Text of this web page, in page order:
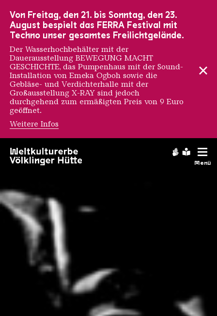
Menü
Chronologie
Von Freitag, den 21. bis Sonntag, den 23.
August bespielt das FERRA Festival mit
Techno unser gesamtes Freilichtgelände.
Der Wasserhochbehälter mit der
Dauerausstellung BEWEGUNG MACHT
GESCHICHTE, das Pumpenhaus mit der Sound-
Installation von Emeka Ogboh sowie die
Gebläse- und Verdichterhalle mit der
Großausstellung X-RAY sind jedoch
durchgehend zum ermäßigten Preis von 9 Euro
geöffnet.
Weitere Infos